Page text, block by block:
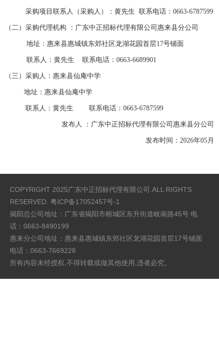
采购项目联系人（采购人）： 黄先生 联系电话： 0663-6787599
（二） 采购代理机构 ： 广东中正招标代理有限公司惠来县分公司
地址： 惠来县惠城镇东郊社区龙湖花园首层17号铺面
联系人： 黄先生 联系电话： 0663-6689901
（三） 采购人： 惠来县仙庵中学
地址： 惠来县仙庵中学
联系人： 黄先生 联系电话： 0663-6787599
发布人 ： 广东中正招标代理有限公司惠来县分公司
发布时间： 2026年05月
COPYRIGHT 2025广东中正招标代理有限公司.ALL RIGHTS
RESERVED. 粤ICP备17052457号-1
揭阳总公司地址：广东省揭阳市榕城区东升街道岐南路45号 电
话：0663-8490199
惠来分公司地址：惠来县惠城镇东郊社区龙湖花园首层17号铺面
电话：0663-7669228
所有内容未经授权,不得转载或做其他使用,违者必究。